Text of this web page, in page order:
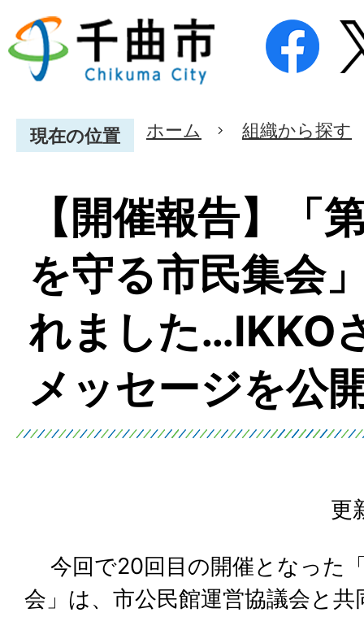
現在の位置 ホーム 組織から探す
【開催報告】「
を守る市民集会
れました…IKKO
メッセージを公
更
今回で20回目の開催となった
会」は、市公民館運営協議会と